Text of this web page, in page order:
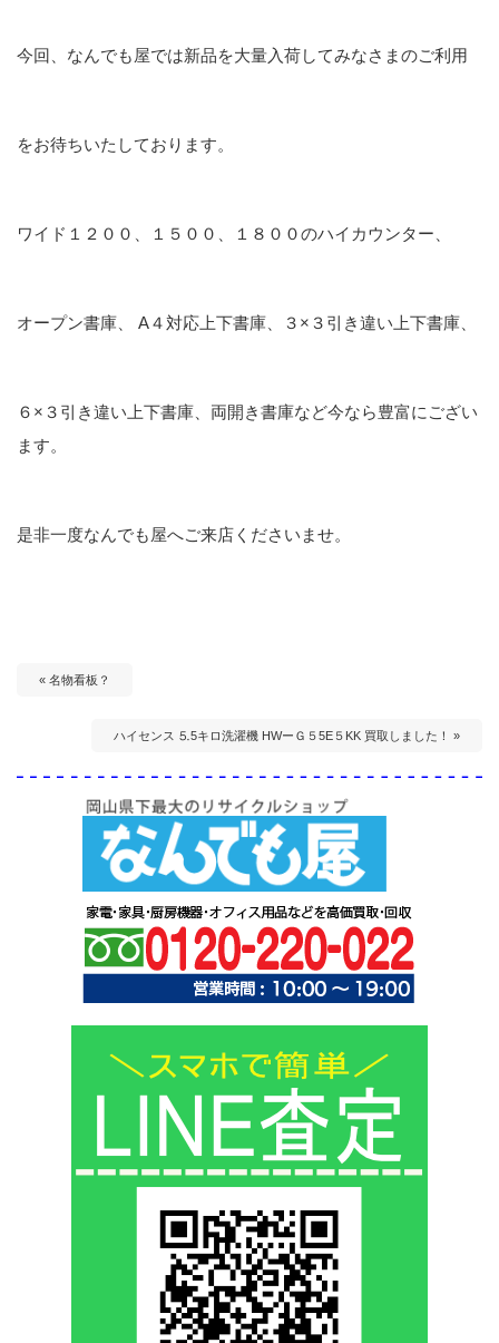
今回、なんでも屋では新品を大量入荷してみなさまのご利用
をお待ちいたしております。
ワイド１２００、１５００、１８００のハイカウンター、
オープン書庫、 A４対応上下書庫、３×３引き違い上下書庫、
６×３引き違い上下書庫、両開き書庫など今なら豊富にござい
ます。
是非一度なんでも屋へご来店くださいませ。
« 名物看板？
ハイセンス ⒌5キロ洗濯機 HWーＧ５5E５KK 買取しました！ »